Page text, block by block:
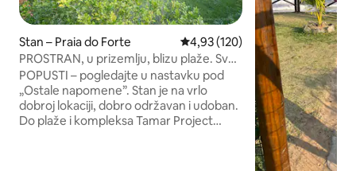
Stan – Praia do Forte Prosječna ocjena: 4,93/5,
4,93 (120)
PROSTRAN, u prizemlju, blizu plaže. Sve
se obavlja pješice.
POPUSTI – pogledajte u nastavku pod
„Ostale napomene”. Stan je na vrlo
dobroj lokaciji, dobro održavan i udoban.
Do plaže i kompleksa Tamar Project